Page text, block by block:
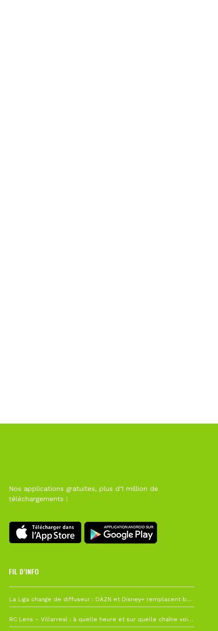
Nos applications gratuites, plus d'1 million de
téléchargements !
FIL D’INFO
La Liga change de diffuseur : DAZN et Disney+ remplacent beIN Sports !
RC Lens – Villarreal : à quelle heure et sur quelle chaîne voir la finale de la Como Cup ?